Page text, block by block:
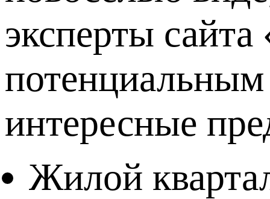
эксперты
интересные
Жилой